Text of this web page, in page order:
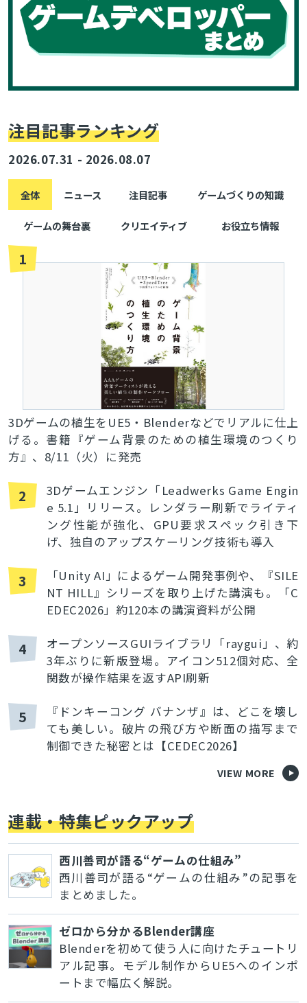
注目記事ランキング
2026.07.31 - 2026.08.07
全体 ニュース 注目記事 ゲームづくりの知識
ゲームの舞台裏 クリエイティブ お役立ち情報
1
3Dゲームの植生をUE5・Blenderなどでリアルに仕上
げる。書籍『ゲーム背景のための植生環境のつくり
方』、8/11（火）に発売
2
3Dゲームエンジン「Leadwerks Game Engin
e 5.1」リリース。レンダラー刷新でライティ
ング性能が強化、GPU要求スペック引き下
げ、独自のアップスケーリング技術も導入
3
「Unity AI」によるゲーム開発事例や、『SILE
NT HILL』シリーズを取り上げた講演も。「C
EDEC2026」約120本の講演資料が公開
4
オープンソースGUIライブラリ「raygui」、約
3年ぶりに新版登場。アイコン512個対応、全
関数が操作結果を返すAPI刷新
5
『ドンキーコング バナンザ』は、どこを壊し
ても美しい。破片の飛び方や断面の描写まで
制御できた秘密とは【CEDEC2026】
VIEW MORE
連載・特集ピックアップ
西川善司が語る“ゲームの仕組み”
西川善司が語る“ゲームの仕組み”の記事を
まとめました。
ゼロから分かるBlender講座
Blenderを初めて使う人に向けたチュートリ
アル記事。モデル制作からUE5へのインポ
ートまで幅広く解説。